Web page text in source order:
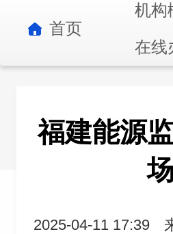
首页
机构
在线
福建能源
2025-04-11 17:39